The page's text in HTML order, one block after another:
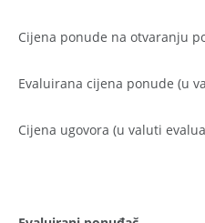
Cijena ponude na otvaranju
Evaluirana cijena ponude (u
Cijena ugovora (u valuti